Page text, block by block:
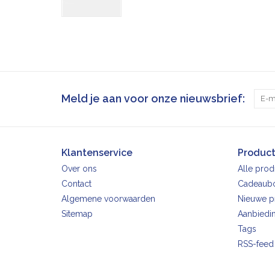
Meld je aan voor onze nieuwsbrief:
Klantenservice
Over ons
Contact
Algemene voorwaarden
Sitemap
Alle
Nieuwe
Tags
RSS-feed